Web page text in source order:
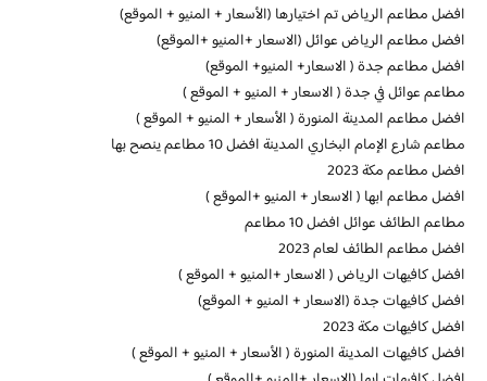
افضل مطاعم الرياض تم اختيارها (الأسعار + المنيو + الموقع)
افضل مطاعم الرياض عوائل (الاسعار +المنيو +الموقع)
افضل مطاعم جدة ( الاسعار+ المنيو+ الموقع)
مطاعم عوائل في جدة ( الاسعار + المنيو + الموقع )
افضل مطاعم المدينة المنورة ( الأسعار + المنيو + الموقع )
مطاعم شارع الإمام البخاري المدينة افضل 10 مطاعم ينصح بها
افضل مطاعم مكة 2023
افضل مطاعم ابها ( الاسعار + المنيو +الموقع )
مطاعم الطائف عوائل افضل 10 مطاعم
افضل مطاعم الطائف لعام 2023
افضل كافيهات الرياض ( الاسعار +المنيو + الموقع )
افضل كافيهات جدة (الاسعار + المنيو + الموقع)
افضل كافيهات مكة 2023
افضل كافيهات المدينة المنورة ( الأسعار + المنيو + الموقع )